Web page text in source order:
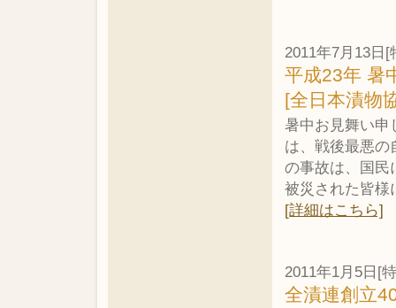
2011年7月13日[
平成23年 暑
[全日本漬物
暑中お見舞い申
は、戦後最悪の
の事故は、国民
被災された皆様
[詳細はこちら]
2011年1月5日[
全漬連創立